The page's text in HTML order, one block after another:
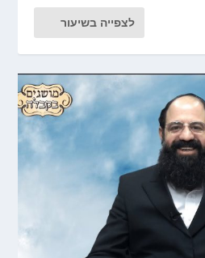
לצפייה בשיעור